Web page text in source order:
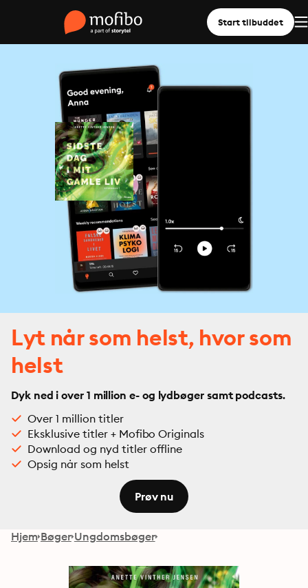
Start tilbuddet
Lyt når som helst, hvor som
helst
Dyk ned i over 1 million e- og lydbøger samt podcasts.
Over 1 million titler
Eksklusive titler + Mofibo Originals
Download og nyd titler offline
Opsig når som helst
Prøv nu
Hjem Bøger Ungdomsbøger